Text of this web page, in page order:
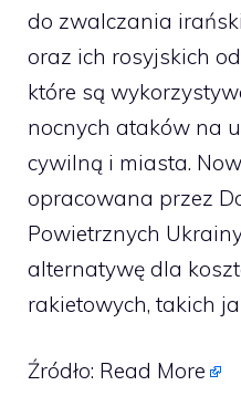
do zwalczania
oraz ich rosyjskich
które są
nocnych ataków na
cywilną i miasta.
opracowana przez
Powietrznych
alternatywę dla
rakietowych, takich
Źródło: Read More